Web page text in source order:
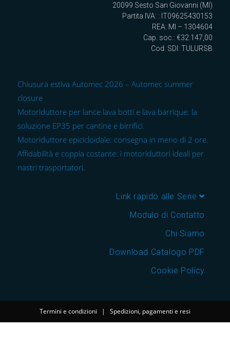
20099 Sesto San Giovanni (MI)
Partita IVA: : IT09625430153
REA: MI – 1304604
Cap. soc.: €32.147,00
Cod. SDI: TULURSB
Chiusura estiva Automec 2026 – Automec summer
closure
Motoriduttore per lance lava botti e lava barrique: la
soluzione EP35 per cantine e birrifici.
Motoriduttore epicicloidale: consegna in meno di 2 ore.
Affidabilità e coppia costante: i motoriduttori ideali per
nastri trasportatori.
Link rapido alle Serie
Modulo di Contatto
Chi Siamo
Download Catalogo PDF
Cookie Policy
Termini e condizioni | Spedizioni, pagamenti e resi